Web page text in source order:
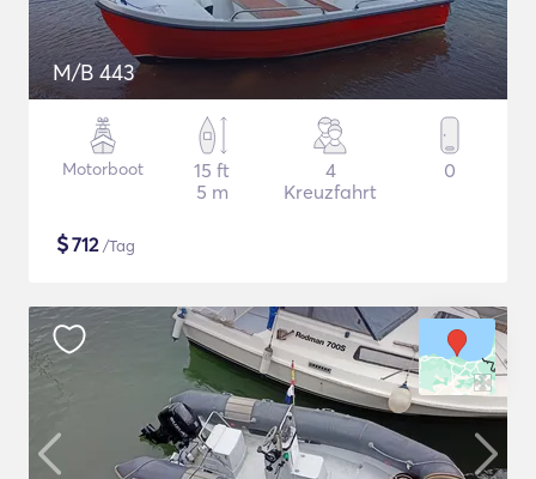
M/B 443
Motorboot
15 ft
5 m
4
Kreuzfahrt
0
$712/Tag